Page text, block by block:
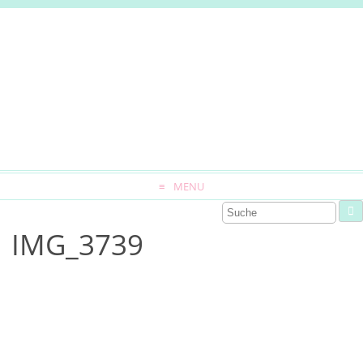
MENU
IMG_3739